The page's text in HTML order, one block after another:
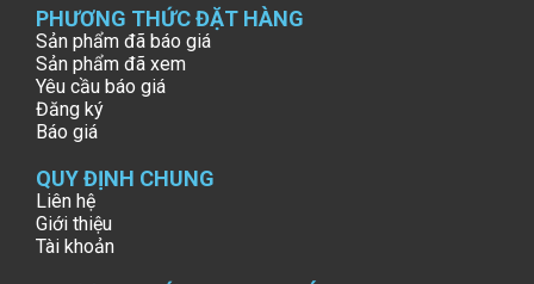
PHƯƠNG THỨC ĐẶT HÀNG
Sản phẩm đã báo giá
Sản phẩm đã xem
Yêu cầu báo giá
Đăng ký
Báo giá
QUY ĐỊNH CHUNG
Liên hệ
Giới thiệu
Tài khoản